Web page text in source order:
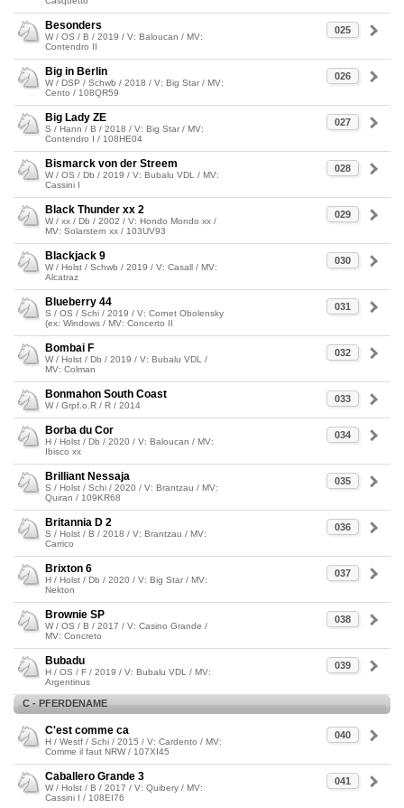
025
Besonders
W / OS / B / 2019 / V: Baloucan / MV:
Contendro II
026
Big in Berlin
W / DSP / Schwb / 2018 / V: Big Star / MV:
Cento / 108QR59
027
Big Lady ZE
S / Hann / B / 2018 / V: Big Star / MV:
Contendro I / 108HE04
028
Bismarck von der Streem
W / OS / Db / 2019 / V: Bubalu VDL / MV:
Cassini I
029
Black Thunder xx 2
W / xx / Db / 2002 / V: Hondo Mondo xx /
MV: Solarstern xx / 103UV93
030
Blackjack 9
W / Holst / Schwb / 2019 / V: Casall / MV:
Alcatraz
031
Blueberry 44
S / OS / Schi / 2019 / V: Cornet Obolensky
(ex: Windows / MV: Concerto II
032
Bombai F
W / Holst / Db / 2019 / V: Bubalu VDL /
MV: Colman
033
Bonmahon South Coast
W / Grpf.o.R / R / 2014
034
Borba du Cor
H / Holst / Db / 2020 / V: Baloucan / MV:
Ibisco xx
035
Brilliant Nessaja
S / Holst / Schi / 2020 / V: Brantzau / MV:
Quiran / 109KR68
036
Britannia D 2
S / Holst / B / 2018 / V: Brantzau / MV:
Carrico
037
Brixton 6
H / Holst / Db / 2020 / V: Big Star / MV:
Nekton
038
Brownie SP
W / OS / B / 2017 / V: Casino Grande /
MV: Concreto
039
Bubadu
H / OS / F / 2019 / V: Bubalu VDL / MV:
Argentinus
C - PFERDENAME
040
C'est comme ca
H / Westf / Schi / 2015 / V: Cardento / MV:
Comme il faut NRW / 107XI45
041
Caballero Grande 3
W / Holst / B / 2017 / V: Quibery / MV:
Cassini I / 108EI76